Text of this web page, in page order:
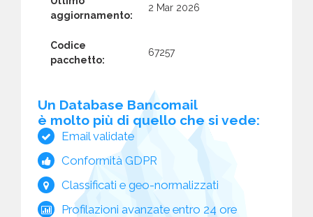
aggiornamento:
2 Mar 2026
Codice
pacchetto:
67257
Un Database Bancomail
è molto più di quello che si vede:
Email validate
Conformità GDPR
Classificati e geo-normalizzati
Profilazioni avanzate entro 24 ore